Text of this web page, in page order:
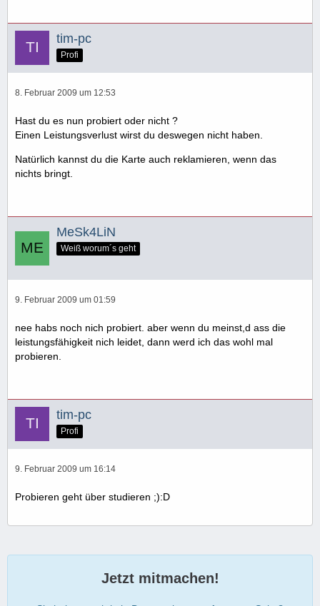
tim-pc
Profi
8. Februar 2009 um 12:53
Hast du es nun probiert oder nicht ?
Einen Leistungsverlust wirst du deswegen nicht haben.
Natürlich kannst du die Karte auch reklamieren, wenn das
nichts bringt.
MeSk4LiN
Weiß worum´s geht
9. Februar 2009 um 01:59
nee habs noch nich probiert. aber wenn du meinst,d ass die
leistungsfähigkeit nich leidet, dann werd ich das wohl mal
probieren.
tim-pc
Profi
9. Februar 2009 um 16:14
Probieren geht über studieren ;):D
Jetzt mitmachen!